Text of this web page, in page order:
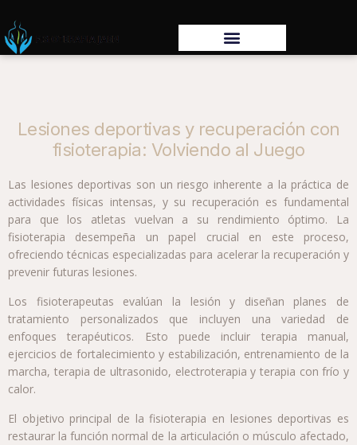
Lesiones deportivas y recuperación con
fisioterapia: Volviendo al Juego
Las lesiones deportivas son un riesgo inherente a la práctica de
actividades físicas intensas, y su recuperación es fundamental
para que los atletas vuelvan a su rendimiento óptimo. La
fisioterapia desempeña un papel crucial en este proceso,
ofreciendo técnicas especializadas para acelerar la recuperación y
prevenir futuras lesiones.
Los fisioterapeutas evalúan la lesión y diseñan planes de
tratamiento personalizados que incluyen una variedad de
enfoques terapéuticos. Esto puede incluir terapia manual,
ejercicios de fortalecimiento y estabilización, entrenamiento de la
marcha, terapia de ultrasonido, electroterapia y terapia con frío y
calor.
El objetivo principal de la fisioterapia en lesiones deportivas es
restaurar la función normal de la articulación o músculo afectado,